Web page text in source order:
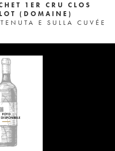
1ER CRU CLOS
(DOMAINE)
E SULLA CUVÉE